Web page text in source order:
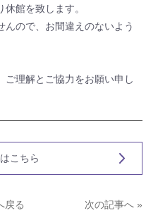
館を致します。
ので、お間違えのないよう
ご理解とご協力をお願い申し
こちら
戻る 次の記事へ »